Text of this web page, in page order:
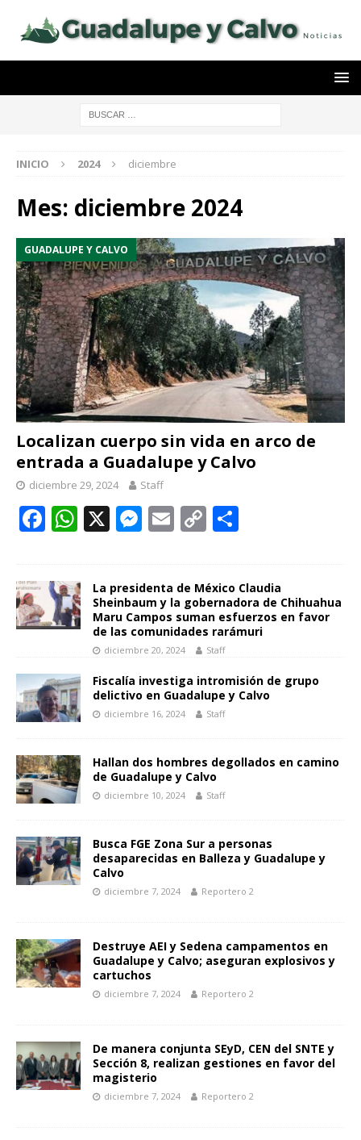
INICIO 2024 diciembre
Mes: diciembre 2024
GUADALUPE Y CALVO
Localizan cuerpo sin vida en arco de
entrada a Guadalupe y Calvo
diciembre 29, 2024 Staff
F
b
o
k
W
s
A
p
p
X M
e
n
g
er
E
l
C
y
Li
n
k
p
ar
ti
r
La presidenta de México Claudia
Sheinbaum y la gobernadora de Chihuahua
Maru Campos suman esfuerzos en favor
de las comunidades rarámuri
diciembre 20, 2024 Staff
Fiscalía investiga intromisión de grupo
delictivo en Guadalupe y Calvo
diciembre 16, 2024 Staff
Hallan dos hombres degollados en camino
de Guadalupe y Calvo
diciembre 10, 2024 Staff
Busca FGE Zona Sur a personas
desaparecidas en Balleza y Guadalupe y
Calvo
diciembre 7, 2024 Reportero 2
Destruye AEI y Sedena campamentos en
Guadalupe y Calvo; aseguran explosivos y
cartuchos
diciembre 7, 2024 Reportero 2
De manera conjunta SEyD, CEN del SNTE y
Sección 8, realizan gestiones en favor del
magisterio
diciembre 7, 2024 Reportero 2